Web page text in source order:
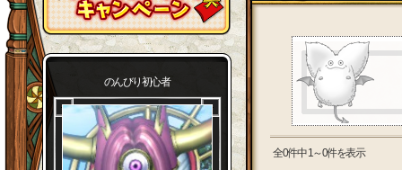
のんびり初心者
全0件中 1～0件を表示